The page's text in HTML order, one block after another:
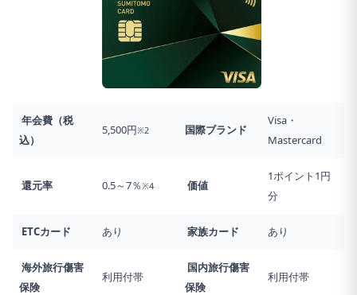
年会費（税
込）
5,500円※2 国際ブランド
Visa・
Mastercard
還元率 0.5～7％※4 価値
1ポイント1円
分
ETCカード あり 家族カード あり
海外旅行傷害
保険
利用付帯
国内旅行傷害
保険
利用付帯